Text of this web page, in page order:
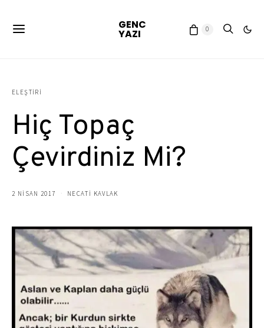
GENC
YAZI 0
ELEŞTIRI
Hiç Topaç
Çevirdiniz Mi?
2 NISAN 2017 NECATİ KAVLAK